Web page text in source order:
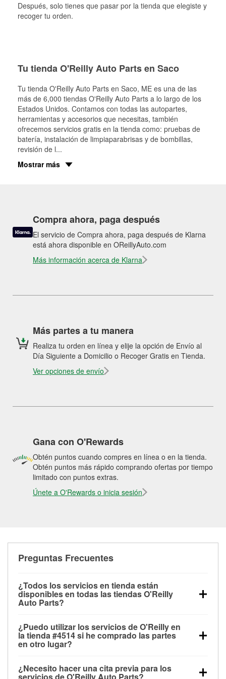
Después, solo tienes que pasar por la tienda que elegiste y
recoger tu orden.
Tu tienda O'Reilly Auto Parts en Saco
Tu tienda O'Reilly Auto Parts en Saco, ME es una de las
más de 6,000 tiendas O'Reilly Auto Parts a lo largo de los
Estados Unidos. Contamos con todas las autopartes,
herramientas y accesorios que necesitas, también
ofrecemos servicios gratis en la tienda como: pruebas de
batería, instalación de limpiaparabrisas y de bombillas,
revisión de l...
Mostrar más
Compra ahora, paga después
El servicio de Compra ahora, paga después de Klarna
está ahora disponible en OReillyAuto.com
Más información acerca de Klarna
Más partes a tu manera
Realiza tu orden en línea y elije la opción de Envío al
Día Siguiente a Domicilio o Recoger Gratis en Tienda.
Ver opciones de envío
Gana con O'Rewards
Obtén puntos cuando compres en línea o en la tienda.
Obtén puntos más rápido comprando ofertas por tiempo
limitado con puntos extras.
Únete a O'Rewards o inicia sesión
Preguntas Frecuentes
¿Todos los servicios en tienda están
disponibles en todas las tiendas O'Reilly
Auto Parts?
las pruebas de batería, pruebas de alternador y
motor de arranque, revisión de la luz “Check Engine”
con O'Reilly VeriScan® e instalación de
limpiaparabrisas o bombillas, están disponibles en
todas las tiendas O'Reilly Auto Parts. La tienda
¿Puedo utilizar los servicios de O'Reilly en
la tienda #4514 si he comprado las partes
en otro lugar?
de O'Reilly Auto Parts que estén disponibles en la
¿Necesito hacer una cita previa para los